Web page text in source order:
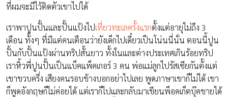
ที่ผมจะมีไว้ติดตัวเขาไปได้
เราพาปูนปั้นและปั้นแป้งไปเที่ยวทะเลครั้งแรกตั้งแต่อายุไม่ถึง 3
เดือน ทั้งๆ ที่มีแต่คนเตือนว่ายังเด็กไปเดี๋ยวเป็นโน่นนี่นั่น ตอนนี้ปูน
ปั้นกับปั้นแป้งผ่านทริปสั้นยาว ทั้งในและต่างประเทศเกินร้อยทริป
เราหิ้วพี่ปูนปั้นเป็นแบ็คแพ็คเกอร์ 3 คน พ่อแม่ลูกไปรัสเซียกันตั้งแต่
เขาขวบครึ่ง เสียงคนรอบข้างบอกอย่าไปเลย พูดภาษาเขาก็ไม่ได้ เขา
ก็พูดอังกฤษก็ไม่ค่อยได้ แต่เราก็ไปและกลับมาเขียนพ็อคเก็ตบุ๊คขายได้